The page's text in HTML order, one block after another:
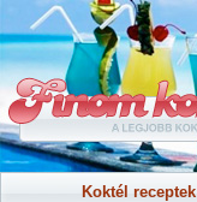
Koktél receptek